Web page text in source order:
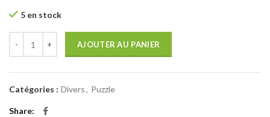
5 en stock
AJOUTER AU PANIER
Catégories : Divers, Puzzle
Share